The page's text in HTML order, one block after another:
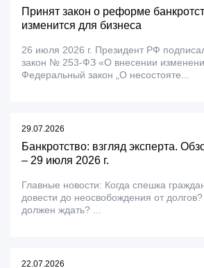
Принят закон о реформе
изменится для бизнеса
26 июля 2026 г. Президент РФ
закон № 253-ФЗ «О внесении
Федеральный закон „О несостояте...
29.07.2026
Банкротство: взгляд эксперта.
– 29 июля 2026 г.
Главные новости: Когда спешка
довести до неосвобождения от
должен ждать? ...
22.07.2026